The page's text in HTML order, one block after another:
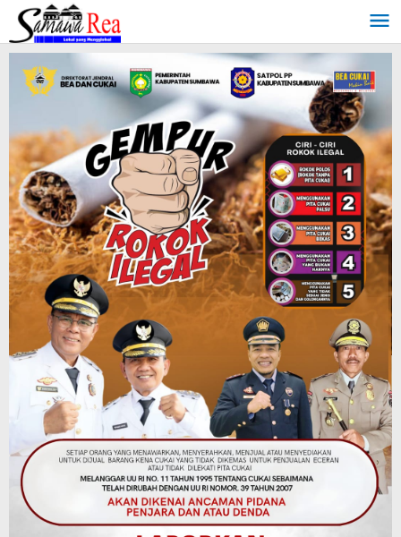
Lewati
konten